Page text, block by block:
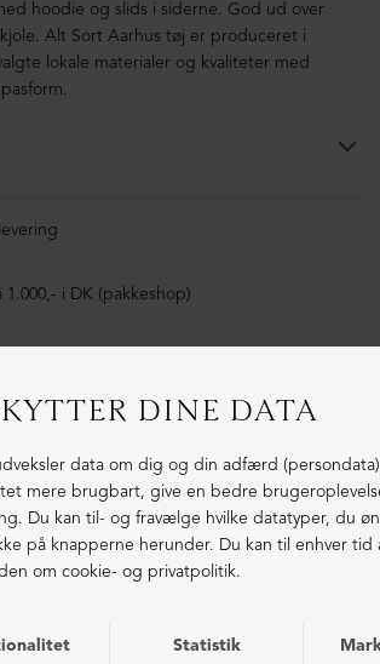
hoodie og slids i siderne. God ud over
Alt Sort Aarhus tøj er produceret i
lokale materialer og kvaliteter med
1.000,- i DK (pakkeshop)